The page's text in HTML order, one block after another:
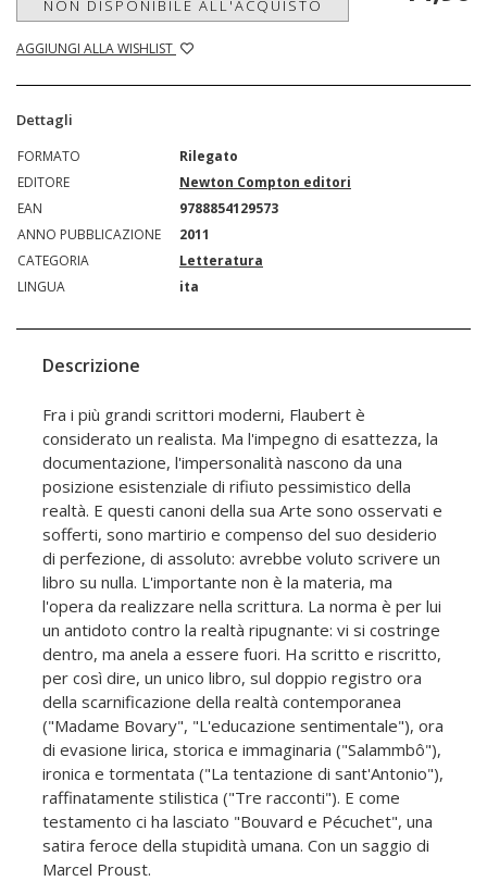
NON DISPONIBILE ALL'ACQUISTO
AGGIUNGI ALLA WISHLIST
Dettagli
FORMATO
Rilegato
EDITORE
Newton Compton editori
EAN
9788854129573
ANNO PUBBLICAZIONE
2011
CATEGORIA
Letteratura
LINGUA
ita
Descrizione
Fra i più grandi scrittori moderni, Flaubert è
considerato un realista. Ma l'impegno di esattezza, la
documentazione, l'impersonalità nascono da una
posizione esistenziale di rifiuto pessimistico della
realtà. E questi canoni della sua Arte sono osservati e
sofferti, sono martirio e compenso del suo desiderio
di perfezione, di assoluto: avrebbe voluto scrivere un
libro su nulla. L'importante non è la materia, ma
l'opera da realizzare nella scrittura. La norma è per lui
un antidoto contro la realtà ripugnante: vi si costringe
dentro, ma anela a essere fuori. Ha scritto e riscritto,
per così dire, un unico libro, sul doppio registro ora
della scarnificazione della realtà contemporanea
("Madame Bovary", "L'educazione sentimentale"), ora
di evasione lirica, storica e immaginaria ("Salammbô"),
ironica e tormentata ("La tentazione di sant'Antonio"),
raffinatamente stilistica ("Tre racconti"). E come
testamento ci ha lasciato "Bouvard e Pécuchet", una
satira feroce della stupidità umana. Con un saggio di
Marcel Proust.